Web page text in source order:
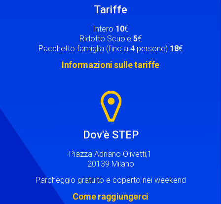
Tariffe
Intero 10€
Ridotto Scuole 5€
Pacchetto famiglia (fino a 4 persone) 18€
Informazioni sulle tariffe
Dov'è STEP
Piazza Adriano Olivetti,1
20139 Milano
Parcheggio gratuito e coperto nei weekend
Come raggiungerci